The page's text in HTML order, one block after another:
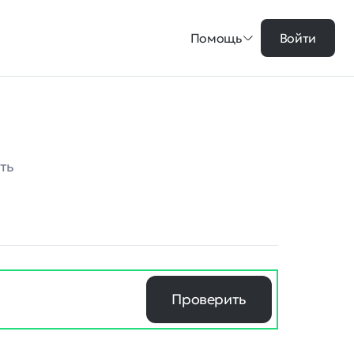
Помощь Войти
Проверить